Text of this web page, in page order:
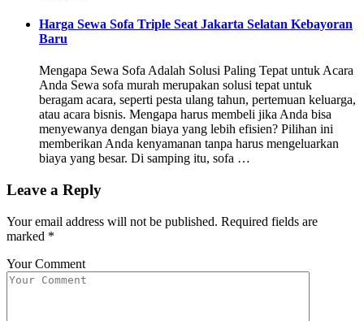
Harga Sewa Sofa Triple Seat Jakarta Selatan Kebayoran
Baru
Mengapa Sewa Sofa Adalah Solusi Paling Tepat untuk Acara
Anda Sewa sofa murah merupakan solusi tepat untuk
beragam acara, seperti pesta ulang tahun, pertemuan keluarga,
atau acara bisnis. Mengapa harus membeli jika Anda bisa
menyewanya dengan biaya yang lebih efisien? Pilihan ini
memberikan Anda kenyamanan tanpa harus mengeluarkan
biaya yang besar. Di samping itu, sofa …
Leave a Reply
Your email address will not be published. Required fields are
marked *
Your Comment